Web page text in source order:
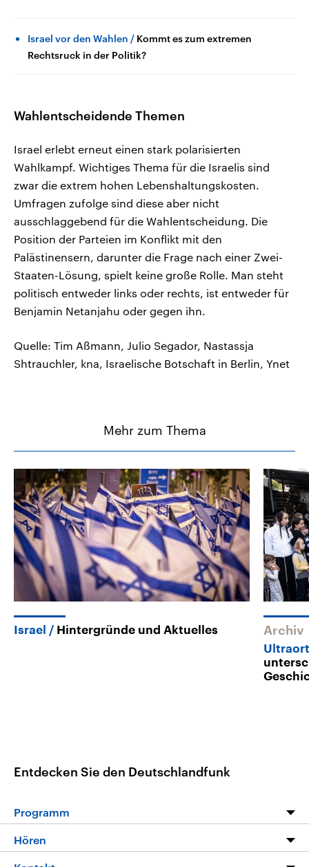
Israel vor den Wahlen
Kommt es zum extremen
Rechtsruck in der Politik?
Wahlentscheidende Themen
Israel erlebt erneut einen stark polarisierten
Wahlkampf. Wichtiges Thema für die Israelis sind
zwar die extrem hohen Lebenshaltungskosten.
Umfragen zufolge sind diese aber nicht
ausschlaggebend für die Wahlentscheidung. Die
Position der Parteien im Konflikt mit den
Palästinensern, darunter die Frage nach einer Zwei-
Staaten-Lösung, spielt keine große Rolle. Man steht
politisch entweder links oder rechts, ist entweder für
Benjamin Netanjahu oder gegen ihn.
Quelle: Tim Aßmann, Julio Segador, Nastassja
Shtrauchler, kna, Israelische Botschaft in Berlin, Ynet
Mehr zum Thema
Israel Hintergründe und Aktuelles Archiv
Entdecken Sie den Deutschlandfunk
Programm
Hören
Livestream